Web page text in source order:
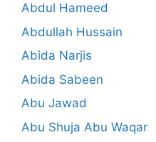
Abdul Hameed
Abdullah Hussain
Abida Narjis
Abida Sabeen
Abu Jawad
Abu Shuja Abu Waqar